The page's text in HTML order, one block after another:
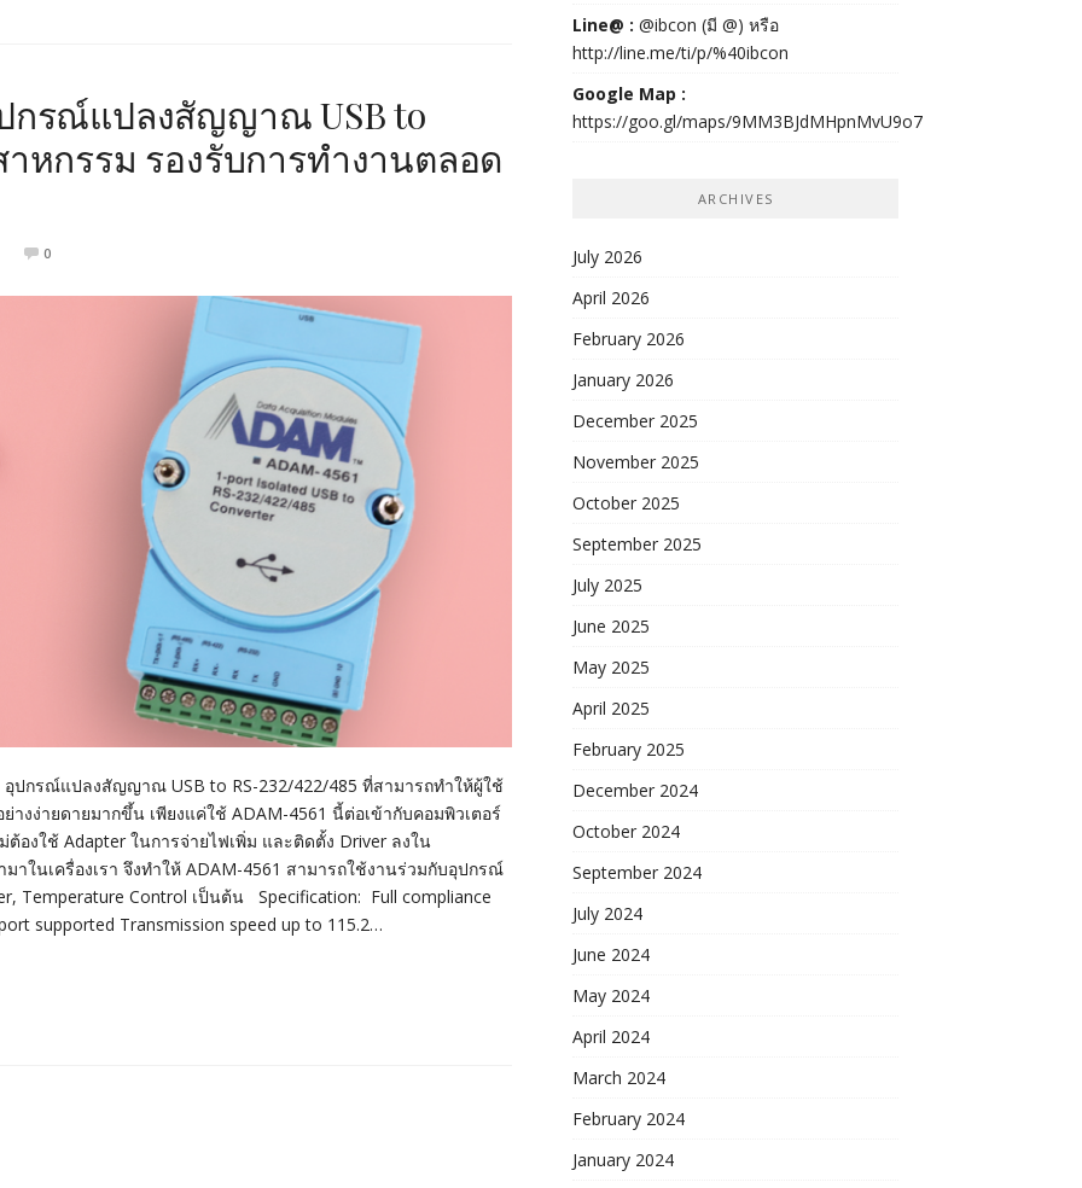
ปกรณ์แปลงสัญญาณ USB to
สาหกรรม รองรับการทำงานตลอด
0
ปกรณ์แปลงสัญญาณ USB to RS-232/422/485 ที่สามารถทำให้ผู้ใช้
งง่ายดายมากขึ้น เพียงแค่ใช้ ADAM-4561 นี้ต่อเข้ากับคอมพิวเตอร์
องใช้ Adapter ในการจ่ายไฟเพิ่ม และติดตั้ง Driver ลงใน
มาในเครื่องเรา จึงทำให้ ADAM-4561 สามารถใช้งานร่วมกับอุปกรณ์
Temperature Control เป็นต้น Specification: Full compliance
supported Transmission speed up to 115.2…
Line@ : @ibcon (มี @) หรือ
http://line.me/ti/p/%40ibcon
Google Map :
https://goo.gl/maps/9MM3BJdMHpnMvU9o7
ARCHIVES
July 2026
April 2026
February 2026
January 2026
December 2025
November 2025
October 2025
September 2025
July 2025
June 2025
May 2025
April 2025
February 2025
December 2024
October 2024
September 2024
July 2024
June 2024
May 2024
April 2024
March 2024
February 2024
January 2024